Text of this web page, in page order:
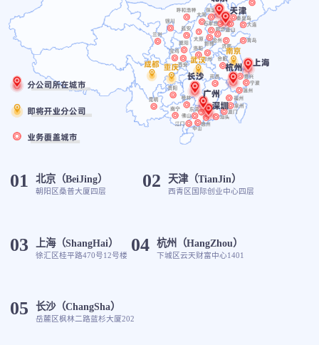
01 北京（BeiJing）
朝阳区桑普大厦四层 02 天津（TianJin）
西青区国际创业中心四层
03 上海（ShangHai）
徐汇区桂平路470号12号楼 04 杭州（HangZhou）
下城区云天财富中心1401
05 长沙（ChangSha）
岳麓区枫林二路蓝杉大厦202